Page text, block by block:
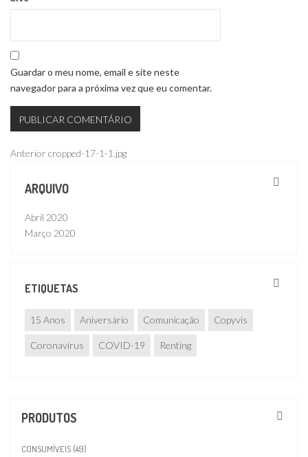
Guardar o meu nome, email e site neste
navegador para a próxima vez que eu comentar.
Navegação
de
artigos
Publicação
Anterior cropped-17-1-1.jpg
ARQUIVO
Abril 2020
Março 2020
ETIQUETAS
15 Anos Aniversário Comunicação Copyvis
Coronavírus COVID-19 Renting
PRODUTOS
CONSUMÍVEIS (49)